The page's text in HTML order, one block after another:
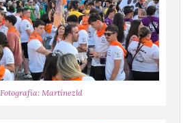
Fotografía: Martínezld